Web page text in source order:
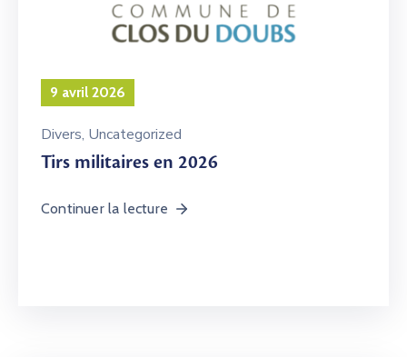
9 avril 2026
Divers‚ Uncategorized
Tirs militaires en 2026
Continuer la lecture